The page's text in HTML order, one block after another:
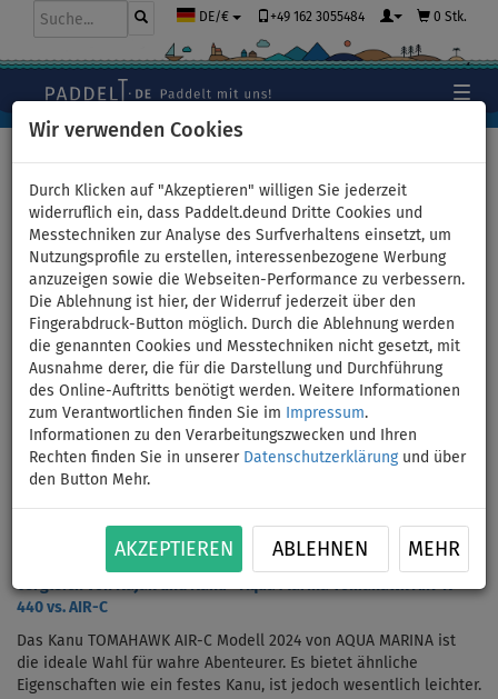
Wir verwenden Cookies
Durch Klicken auf "Akzeptieren" willigen Sie jederzeit
widerruflich ein, dass Paddelt.deund Dritte Cookies und
Messtechniken zur Analyse des Surfverhaltens einsetzt, um
Nutzungsprofile zu erstellen, interessenbezogene Werbung
anzuzeigen sowie die Webseiten-Performance zu verbessern.
Die Ablehnung ist hier, der Widerruf jederzeit über den
Fingerabdruck-Button möglich. Durch die Ablehnung werden
die genannten Cookies und Messtechniken nicht gesetzt, mit
Ausnahme derer, die für die Darstellung und Durchführung
des Online-Auftritts benötigt werden. Weitere Informationen
zum Verantwortlichen finden Sie im
Impressum.
Informationen zu den Verarbeitungszwecken und Ihren
Rechten finden Sie in unserer Datenschutzerklärungund über
den Button Mehr.
AKZEPTIEREN ABLEHNEN MEHR
DE/€ +49 162 3055484 0 Stk.
Aqua Marina TOMAHAWK
Vergleich von Kajak und Kanu - Aqua Marina Tomahawk AIR-K
440 vs. AIR-C
Das Kanu TOMAHAWK AIR-C Modell 2024 von AQUA MARINA ist
die ideale Wahl für wahre Abenteurer. Es bietet ähnliche
Eigenschaften wie ein festes Kanu, ist jedoch wesentlich leichter.